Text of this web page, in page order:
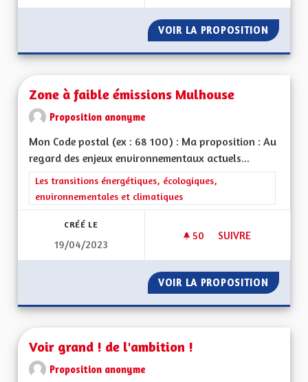
VOIR LA PROPOSITION
Zone à faible émissions Mulhouse
Proposition anonyme
Mon Code postal (ex : 68 100) : Ma proposition : Au
regard des enjeux environnementaux actuels...
Filtrer les résultats de la catégorie : Les transitions
Les transitions énergétiques, écologiques,
environnementales et climatiques
CRÉÉ LE
19/04/2023
50 50 ABONNÉS
SUIVRE
VOIR LA PROPOSITION ZONE
Voir grand ! de l'ambition !
Proposition anonyme